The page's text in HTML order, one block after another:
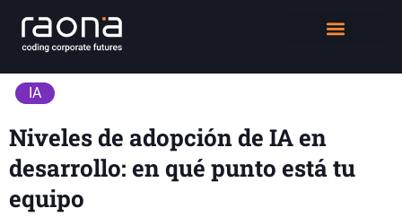
IA
Niveles de adopción de IA en
desarrollo: en qué punto está tu
equipo